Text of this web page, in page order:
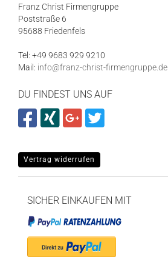
Franz Christ Firmengruppe
Poststraße 6
95688 Friedenfels
Tel: +49 9683 929 9210
Mail: info@franz-christ-firmengruppe.de
DU FINDEST UNS AUF
Vertrag widerrufen
SICHER EINKAUFEN MIT